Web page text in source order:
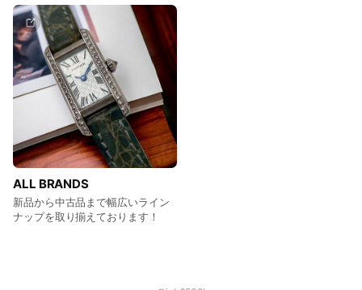
ALL BRANDS
新品から中古品まで幅広いライン
ナップを取り揃えております！